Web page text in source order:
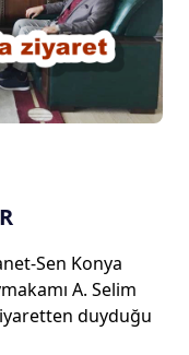
Sen Konya
A. Selim
duyduğu